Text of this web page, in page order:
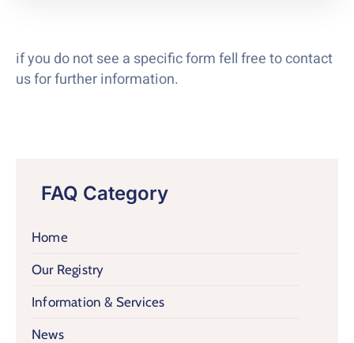
FAQ Category
Home
Our Registry
Information & Services
News
if you do not see a specific form fell free to contact
us for further information.